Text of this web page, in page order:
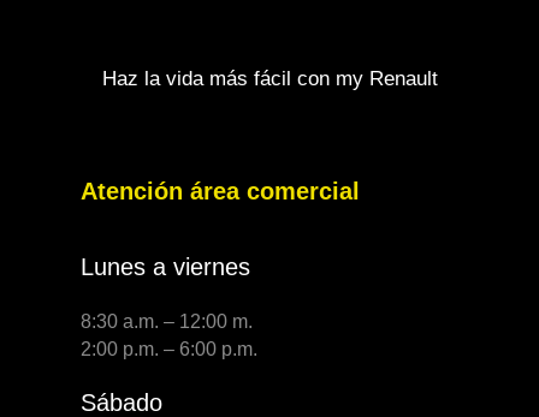
Haz la vida más fácil con my Renault
Atención área comercial
Lunes a viernes
8:30 a.m. – 12:00 m.
2:00 p.m. – 6:00 p.m.
Sábado